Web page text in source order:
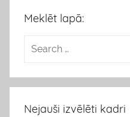
Meklēt lapā:
Nejauši izvēlēti kadri